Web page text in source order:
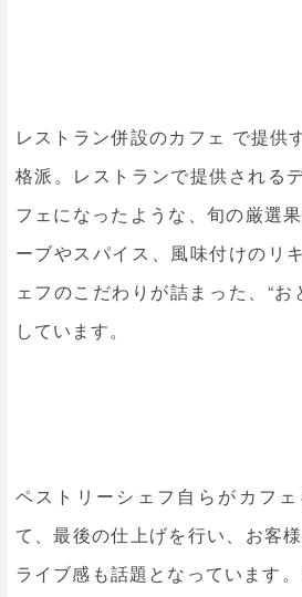
レストラン併設のカフェ で提供
格派。レストランで提供される
フェになったような、旬の厳選
ーブやスパイス、風味付けのリ
ェフのこだわりが詰まった、“お
しています。
ペストリーシェフ自らがカフ
て、最後の仕上げを行い、お客
ライブ感も話題となっています